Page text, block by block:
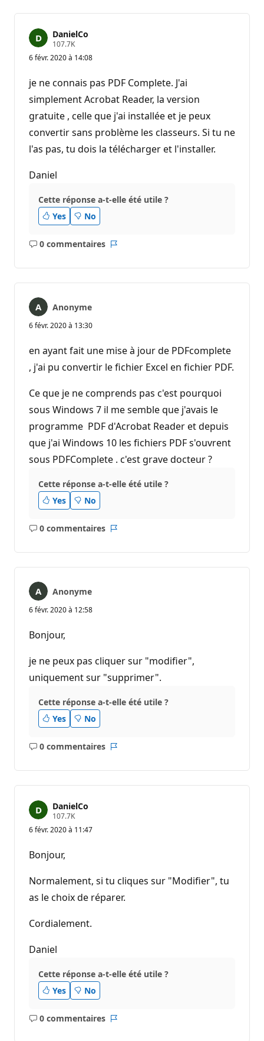
DanielCo
107.7KP
t
s
d
e
r
p
t
6 févr. 2020 à 14:08
je ne connais pas PDF Complete. J'ai
simplement Acrobat Reader, la version
gratuite , celle que j'ai installée et je peux
convertir sans problème les classeurs. Si tu ne
l'as pas, tu dois la télécharger et l'installer.
Daniel
Cette réponse a-t-elle été utile ?
Yes
No
0 commentaires
Aucun
Anonyme
6 févr. 2020 à 13:30
en ayant fait une mise à jour de PDFcomplete
, j'ai pu convertir le fichier Excel en fichier PDF.
Ce que je ne comprends pas c'est pourquoi
sous Windows 7 il me semble que j'avais le
programme PDF d'Acrobat Reader et depuis
que j'ai Windows 10 les fichiers PDF s'ouvrent
sous PDFComplete . c'est grave docteur ?
Cette réponse a-t-elle été utile ?
Yes
No
0 commentaires
Aucun
Anonyme
6 févr. 2020 à 12:58
Bonjour,
je ne peux pas cliquer sur "modifier",
uniquement sur "supprimer".
Cette réponse a-t-elle été utile ?
Yes
No
0 commentaires
Aucun
DanielCo
107.7KP
e
r
é
p
t
6 févr. 2020 à 11:47
Bonjour,
Normalement, si tu cliques sur "Modifier", tu
as le choix de réparer.
Cordialement.
Daniel
Cette réponse a-t-elle été utile ?
Yes
No
0 commentaires
Aucun